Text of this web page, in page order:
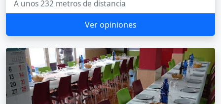
A unos 232 metros de distancia
Ver opiniones